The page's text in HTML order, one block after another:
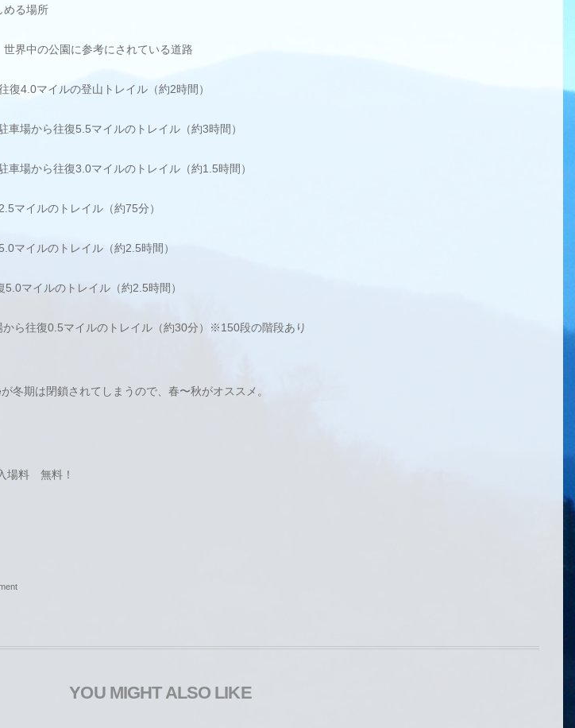
る場所
界中の公園に参考にされている道路
4.0マイルの登山トレイル（約2時間）
から往復5.5マイルのトレイル（約3時間）
から往復3.0マイルのトレイル（約1.5時間）
イルのトレイル（約75分）
イルのトレイル（約2.5時間）
マイルのトレイル（約2.5時間）
往復0.5マイルのトレイル（約30分）※150段の階段あり
冬期は閉鎖されてしまうので、春〜秋がオススメ。
場料 無料！
YOU MIGHT ALSO LIKE